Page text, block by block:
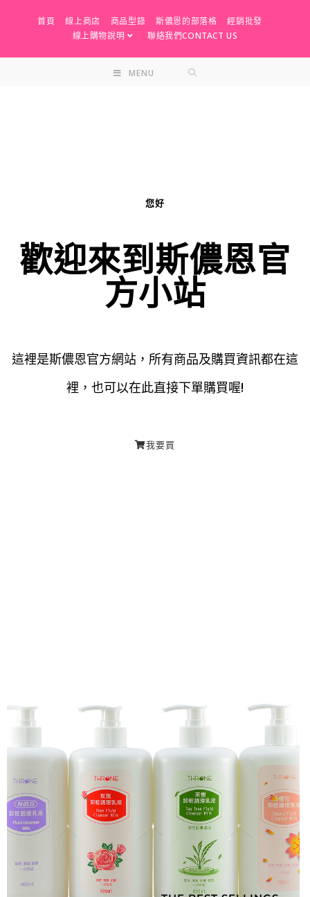
首頁 線上商店 商品型錄 斯儂恩的部落格
經銷批發
線上購物說明
聯絡我們CONTACT US
MENU
您好
歡迎來到斯儂恩官
方小站
這裡是斯儂恩官方網站，所有商品及購買資訊都在這
裡，也可以在此直接下單購買喔!
我要買